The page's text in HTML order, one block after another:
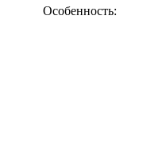
Особенность: